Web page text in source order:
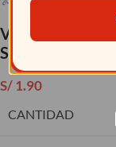
Vaso Generico
Santos
S/1.90
CANTIDAD